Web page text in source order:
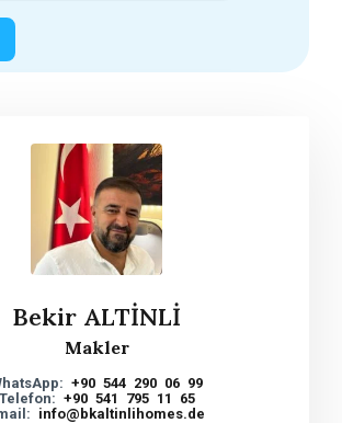
Bekir ALTİNLİ
Makler
+90 544 290 06 99
Telefon: +90 541 795 11 65
info@bkaltinlihomes.de